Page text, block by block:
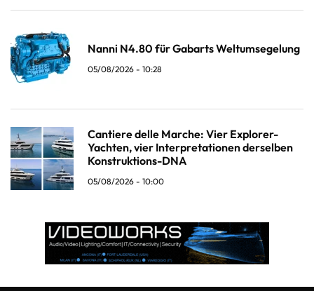
Nanni N4.80 für Gabarts Weltumsegelung
05/08/2026 - 10:28
Cantiere delle Marche: Vier Explorer-
Yachten, vier Interpretationen derselben
Konstruktions-DNA
05/08/2026 - 10:00